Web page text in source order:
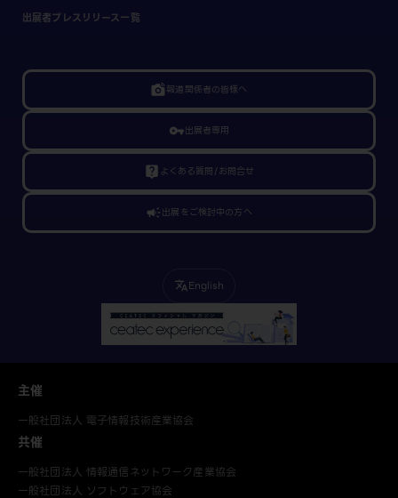
出展者プレスリリース一覧
linked_camera報道関係者の皆様へ
vpn_key出展者専用
live_help よくある質問/お問合せ
campaign出展をご検討中の方へ
translateEnglish
主催
一般社団法人 電子情報技術産業協会
共催
一般社団法人 情報通信ネットワーク産業協会
一般社団法人 ソフトウェア協会